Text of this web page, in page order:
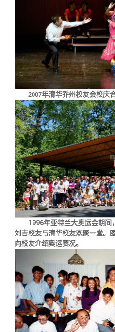
2007年清华乔州校友会校庆
1996年亚特兰大奥运会期间
刘吉校友与清华校友欢聚一堂。
向校友介绍奥运赛况。